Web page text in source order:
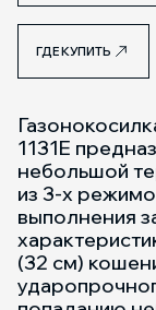
ГДЕ КУПИТЬ
1131E
небольшой
из 3-х
выполнения
(32 см)